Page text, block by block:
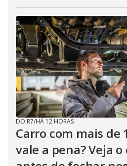
DO R7/HÁ 12 HORAS
Carro com mais de
vale a pena? Veja